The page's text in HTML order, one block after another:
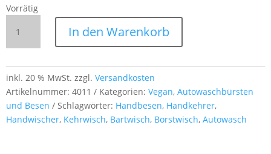
Vorrätig
Autowaschbürste
mit
weichen
Borsten
–
45 cm
Holzgriff
In den Warenkorb
inkl. 20 % MwSt. zzgl. Versandkosten
Artikelnummer: 4011 Kategorien: Vegan, Autowaschbürsten
und Besen
Schlagwörter: Handbesen, Handkehrer,
Handwischer, Kehrwisch, Bartwisch, Borstwisch, Autowasch